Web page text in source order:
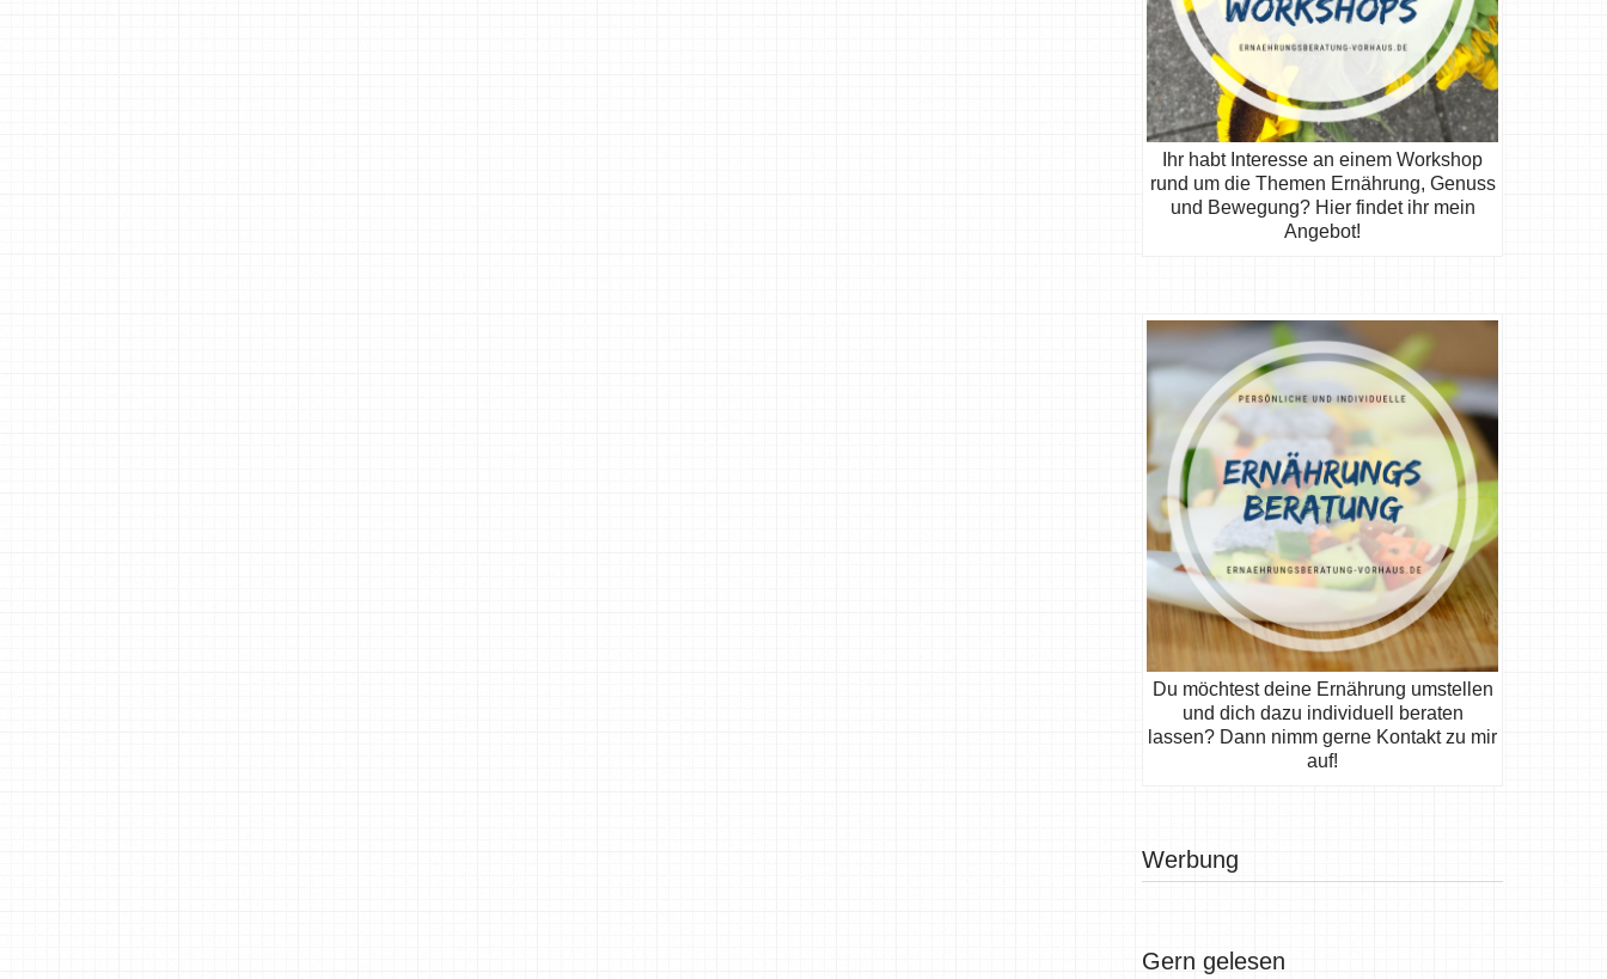
Ihr habt Interesse an einem Workshop
rund um die Themen Ernährung, Genuss
und Bewegung? Hier findet ihr mein
Angebot!
Du möchtest deine Ernährung umstellen
und dich dazu individuell beraten
lassen? Dann nimm gerne Kontakt zu mir
auf!
Werbung
Gern gelesen